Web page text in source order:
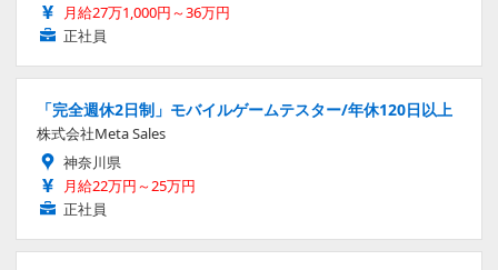
月給27万1,000円～36万円
正社員
「完全週休2日制」モバイルゲームテスター/年休120日以上
株式会社Meta Sales
神奈川県
月給22万円～25万円
正社員